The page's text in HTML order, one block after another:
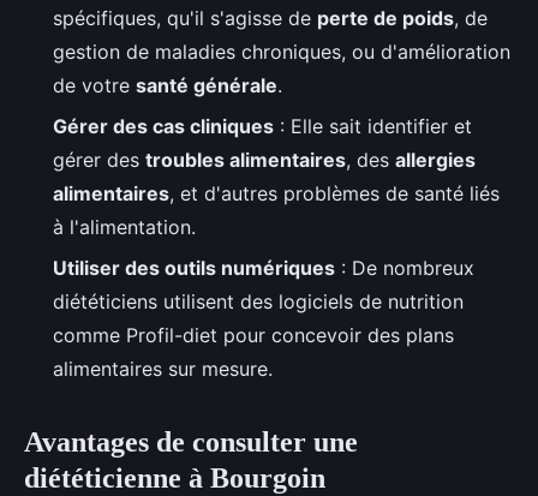
spécifiques, qu'il s'agisse de perte de poids, de
gestion de maladies chroniques, ou d'amélioration
de votre santé générale.
Gérer des cas cliniques : Elle sait identifier et
gérer des troubles alimentaires, des allergies
alimentaires, et d'autres problèmes de santé liés
à l'alimentation.
Utiliser des outils numériques : De nombreux
diététiciens utilisent des logiciels de nutrition
comme Profil-diet pour concevoir des plans
alimentaires sur mesure.
Avantages de consulter une
diététicienne à Bourgoin